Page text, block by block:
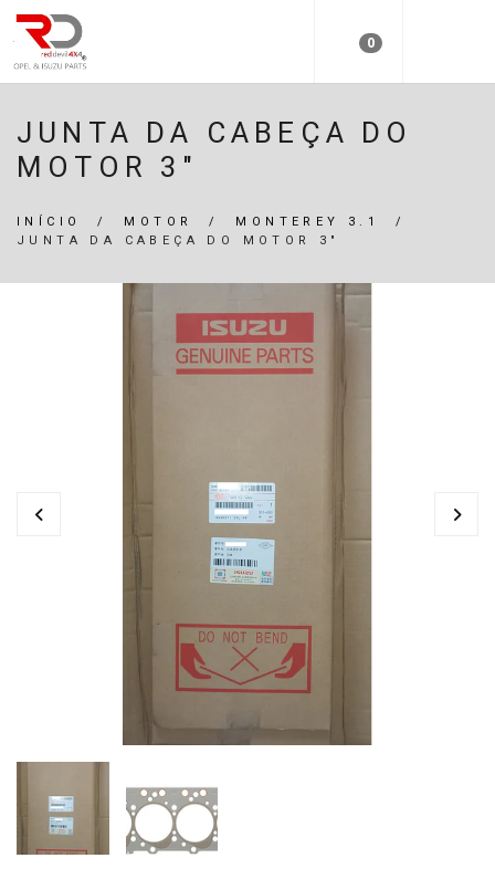
0
JUNTA DA CABEÇA DO
MOTOR 3"
INÍCIO / MOTOR / MONTEREY 3.1
/
JUNTA DA CABEÇA DO MOTOR 3"